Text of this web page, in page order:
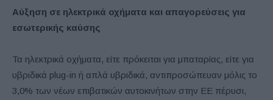
Αύξηση σε ηλεκτρικά οχήματα και απαγορεύσεις για
εσωτερικής καύσης
Τα ηλεκτρικά οχήματα, είτε πρόκειται για μπαταρίας, είτε για
υβριδικά plug-in ή απλά υβριδικά, αντιπροσώπευαν μόλις το
3,0% των νέων επιβατικών αυτοκινήτων στην ΕΕ πέρυσι,